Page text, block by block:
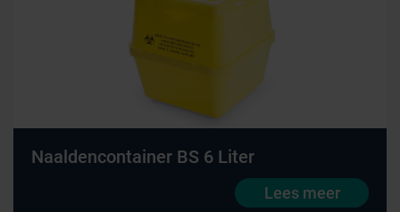
Naaldencontainer BS 6 Liter
Lees meer